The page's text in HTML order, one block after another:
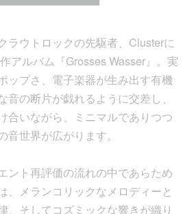
ラウトロックの先駆者、Clusterに
アルバム『Grosses Wasser』。実
ップさ、電子楽器が生み出す有機
音の断片が戯れるように交差し、
合いながら、ミニマルでありつつ
音世界が広がります。
ント再評価の流れの中であらため
、メランコリックなメロディーと
、そしてコズミックな響きが織り